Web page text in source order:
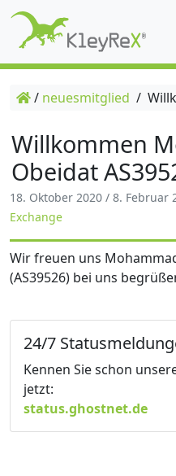
/ neuesmitglied /
Willkommen
Obeidat
18. Oktober 2020 / 8. Februar
Exchange
Wir freuen uns
(AS39526) bei uns
24/7
Kennen Sie schon
jetzt:
status.ghostnet.de